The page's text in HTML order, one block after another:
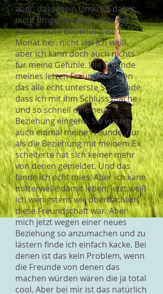
aber, dass mein Umkreis damit
nicht umgehen kann oder will.
Meine letzte Beziehung ist 1
Monat her, nicht viel ich weiß,
aber ich kann doch auch nichts
für meine Gefühle. Die Freunde
meines letzen Freundes finden
das alle echt unterste Schublade,
dass ich mit ihm Schluss mache
und so schnell eine neue
Beziehung eingehe. Sie waren
auch einmal meine Freunde, nur
als die Beziehung mit meinem Ex
scheiterte hat sich keiner mehr
von denen gemeldet. Und das
fande ich echt mies. Aber ich kann
mitterweile damit leben, jetzt weiß
ich wenigstens wie oberflächlich
diese Freundschaft war. Aber
mich jetzt wegen einer neues
Beziehung so anzumachen und zu
lästern finde ich einfach kacke. Bei
denen ist das kein Problem, wenn
die Freunde von denen das
machen würden wären die ja total
cool. Aber bei mir ist das natürlich